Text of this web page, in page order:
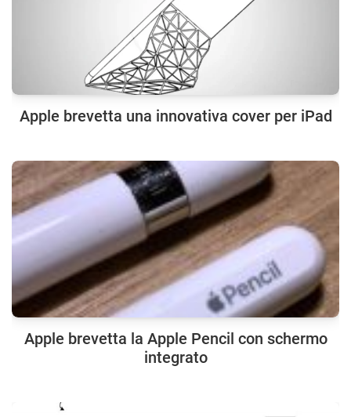
Apple brevetta una innovativa cover per iPad
Apple brevetta la Apple Pencil con schermo
integrato